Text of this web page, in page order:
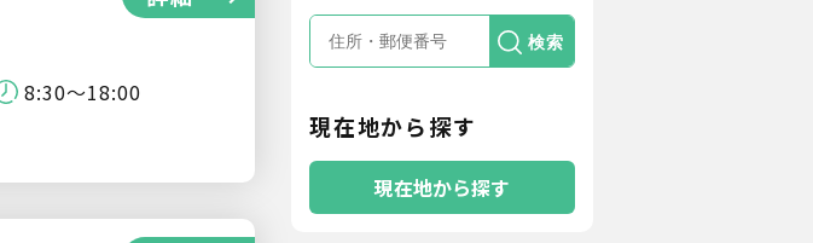
検索
現在地から探す
現在地から探す
8:30～18:00